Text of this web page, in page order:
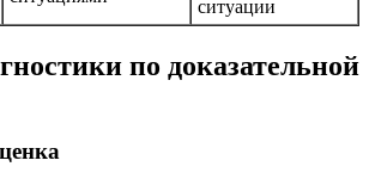
ситуации
по доказательной